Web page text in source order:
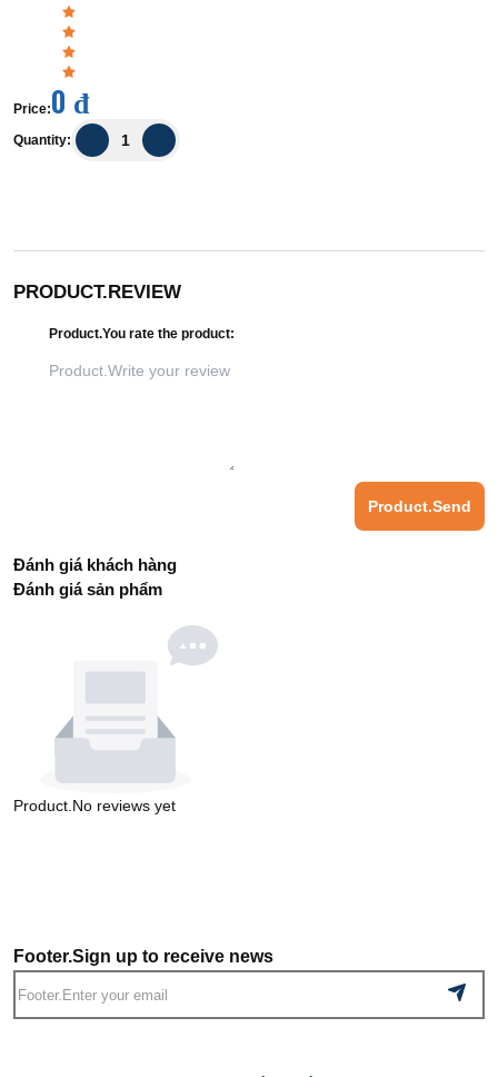
Price:0 đ
Quantity:
PRODUCT.REVIEW
Product.You rate the product:
Product.Send
Đánh giá khách hàng
Đánh giá sản phẩm
Product.No reviews yet
Footer.Sign up to receive news